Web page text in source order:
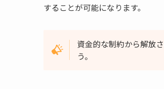
することが可能になります。
資金的な制約から解放
う。